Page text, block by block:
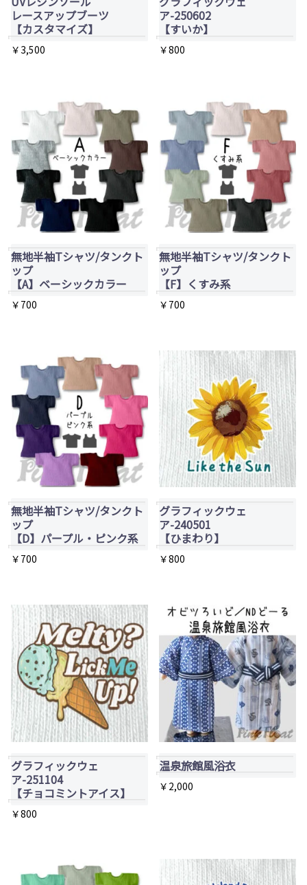
エ
ー
シ
り
ま
す。
オ
プ
シ
ョ
ン
は
ペ
ー
ジ
か
ら
選
択
き
ま
す
レースアップブーツ
【カスタマイズ】
￥ 3,500
に
は
複
数
の
バ
リ
エ
ー
が
あ
り
ま
す。
オ
シ
ョ
ン
品
ペ
ー
ジ
か
ら
選
択
で
き
ま
す
ア-250602
【すいか】
￥800
無地半袖Tシャツ/タンクト
ップ
【A】ベーシックカラー
￥ 700
商
に
は
複
数
の
バ
リ
エ
ー
ン
あ
り
ま
す。
オ
シ
ョ
ン
無地半袖Tシャツ/タンクト
ップ
【F】くすみ系
￥ 700
商
に
は
数
の
バ
リ
エ
ー
ン
が
あ
り
す。
オ
シ
ョ
無地半袖Tシャツ/タンクト
ップ
【D】パープル・ピンク系
￥ 700
商
品
に
は
複
数
の
バ
リ
エ
ー
グラフィックウェ
ア-240501
【ひまわり】
￥800
グラフィックウェ
ア-251104
【チョコミントアイス】
￥800
温泉旅館風浴衣
￥ 2,000